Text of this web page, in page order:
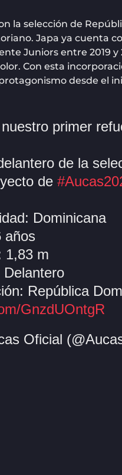
la selección de
Japa ya cuenta
Juniors entre 2019
Con esta
desde el
nuestro primer
de la
de
Dominicana
años
1,83 m
Delantero
República
GnzdUOntgR
Oficial